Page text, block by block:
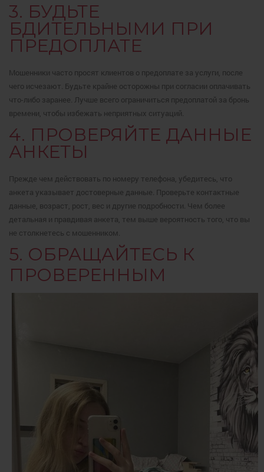
3. БУДЬТЕ
БДИТЕЛЬНЫМИ ПРИ
ПРЕДОПЛАТЕ
Мошенники часто просят клиентов о предоплате за услуги, после
чего исчезают. Будьте крайне осторожны при согласии оплачивать
что-либо заранее. Лучше всего ограничиться предоплатой за бронь
времени, чтобы избежать неприятных ситуаций.
4. ПРОВЕРЯЙТЕ ДАННЫЕ
АНКЕТЫ
Прежде чем действовать по номеру телефона, убедитесь, что
анкета указывает достоверные данные. Проверьте контактные
данные, возраст, рост, вес и другие подробности. Чем более
детальная и правдивая анкета, тем выше вероятность того, что вы
не столкнетесь с мошенником.
5. ОБРАЩАЙТЕСЬ К
ПРОВЕРЕННЫМ